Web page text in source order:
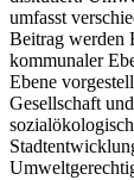
umfasst
Beitrag werden
kommunaler
Ebene
Gesellschaft